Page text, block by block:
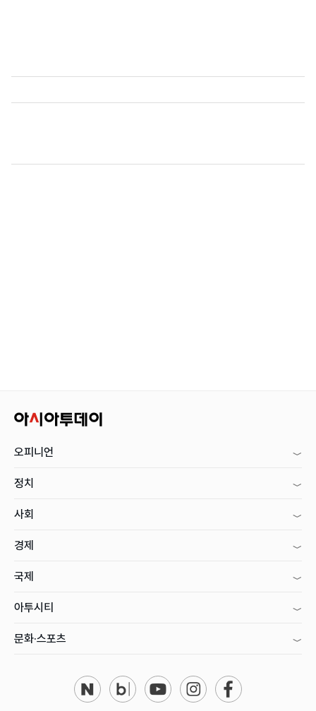
오피니언
정치
사회
경제
국제
아투시티
문화·스포츠